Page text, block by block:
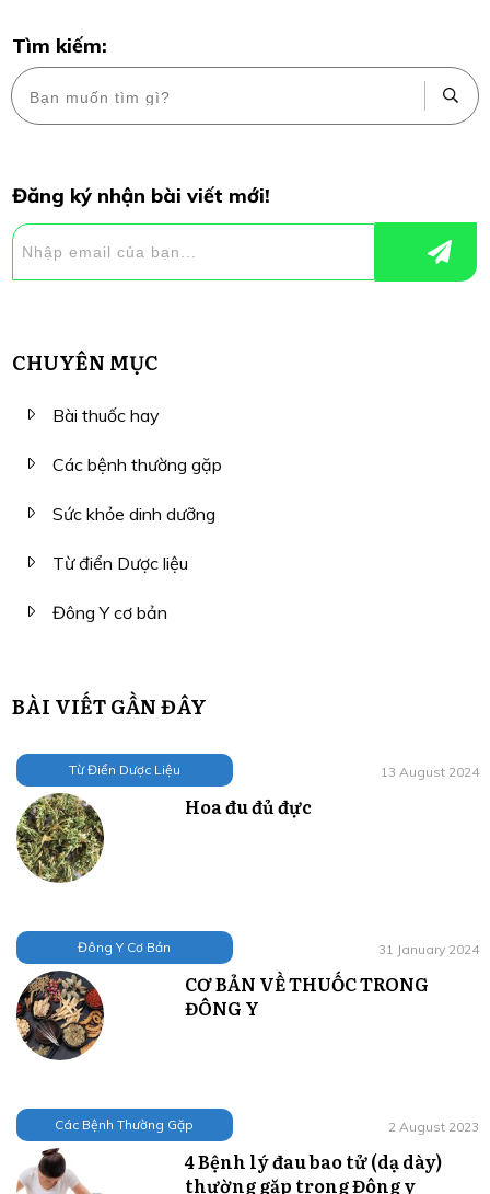
Tìm kiếm:
Đăng ký nhận bài viết mới!
CHUYÊN MỤC
Bài thuốc hay
Các bệnh thường gặp
Sức khỏe dinh dưỡng
Từ điển Dược liệu
Đông Y cơ bản
BÀI VIẾT GẦN ĐÂY
Từ Điển Dược Liệu 13 August 2024
Hoa đu đủ đực
Đông Y Cơ Bản 31 January 2024
CƠ BẢN VỀ THUỐC TRONG
ĐÔNG Y
Các Bệnh Thường Gặp 2 August 2023
4 Bệnh lý đau bao tử (dạ dày)
thường gặp trong Đông y